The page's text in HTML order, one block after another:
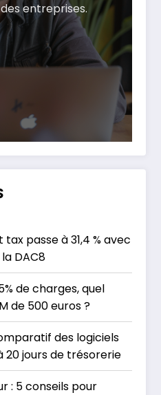
entreprises.
passe à 31,4 % avec
DAC8
de charges, quel
de 500 euros ?
des logiciels
20 jours de trésorerie
: 5 conseils pour